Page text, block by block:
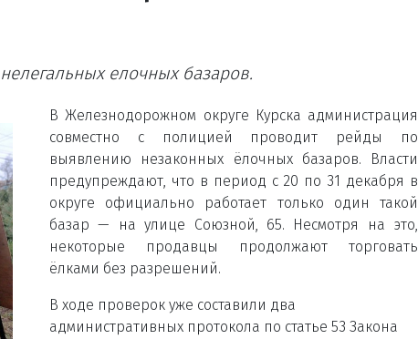
елочных базаров.
В Железнодорожном округе Курска администрация
совместно с полицией проводит рейды по
выявлению незаконных ёлочных базаров. Власти
предупреждают, что в период с 20 по 31 декабря в
округе официально работает только один такой
базар — на улице Союзной, 65. Несмотря на это,
некоторые продавцы продолжают торговать
ёлками без разрешений.
В ходе проверок уже составили два
административных протокола по статье 53 Закона